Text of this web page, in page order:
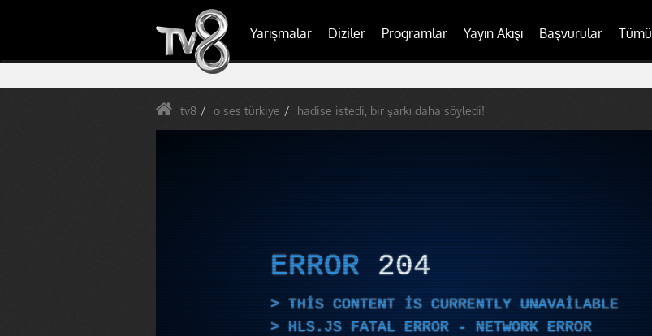
Yarışmalar Diziler Programlar Yayın Akışı Başvurular Tümü
tv8 o ses türkiye hadise istedi, bir şarkı daha söyledi!
ERROR 204
THIS CONTENT IS CURRENTLY UNAVAILABLE
HLS.JS FATAL ERROR - NETWORK ERROR